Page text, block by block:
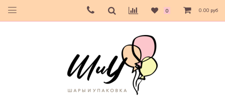
0 0.00 руб